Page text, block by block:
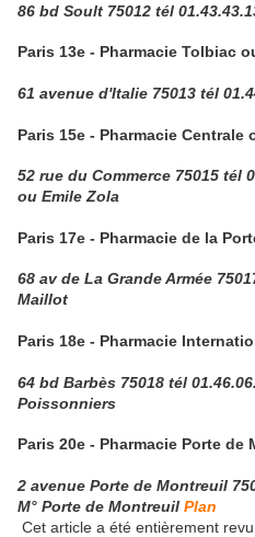
86 bd Soult 75012 tél
Paris 13e - Pharmacie Tolbiac
61 avenue d'Italie 75013 tél
Paris 15e - Pharmacie Centrale
52 rue du Commerce 75015 tél
ou Emile Zola
Paris 17e - Pharmacie de la
68 av de La Grande Armée
Maillot
Paris 18e - Pharmacie
64 bd Barbès 75018 tél
Poissonniers
Paris 20e - Pharmacie Porte
2 avenue Porte de Montreuil
M° Porte de Montreuil Plan
Cet article a été entièrement